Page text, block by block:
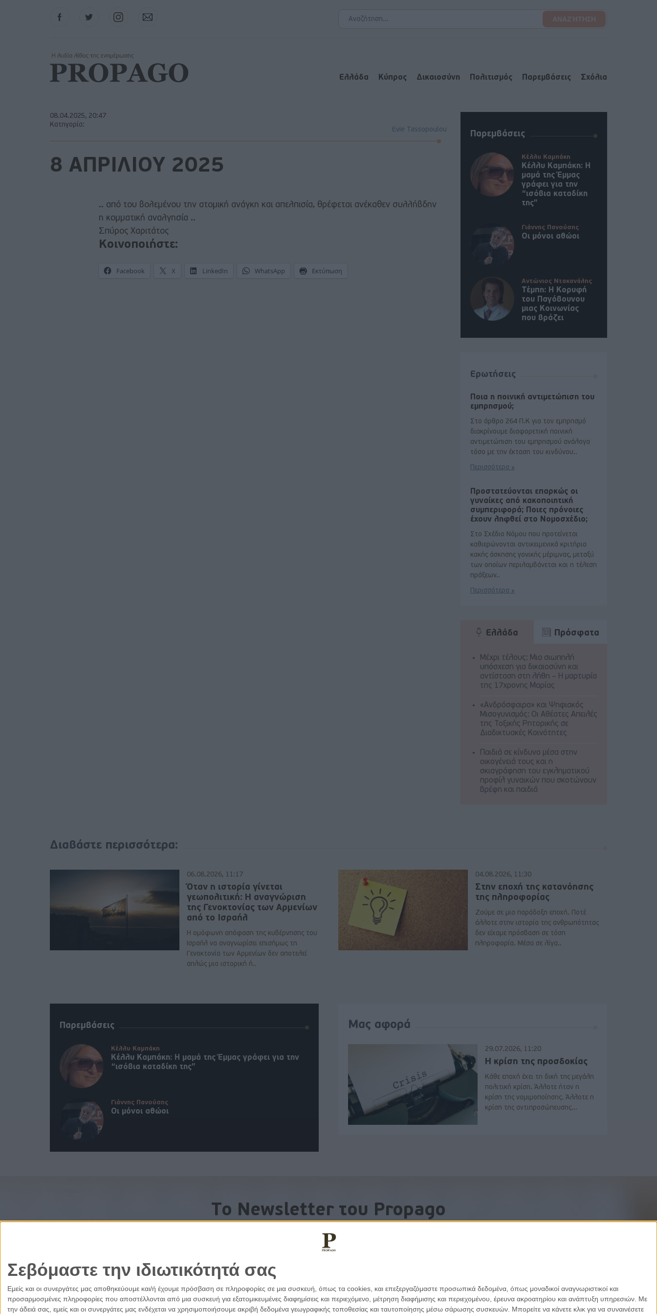
Σεβόμαστε την ιδιωτικότητά σας
Εμείς και οι συνεργάτες μας αποθηκεύουμε και/ή έχουμε πρόσβαση σε πληροφορίες σε μια συσκευή, όπως τα cookies, και επεξεργαζόμαστε προσωπικά δεδομένα, όπως μοναδικοί αναγνωριστικοί και
προσαρμοσμένες πληροφορίες που αποστέλλονται από μια συσκευή για εξατομικευμένες διαφημίσεις και περιεχόμενο, μέτρηση διαφήμισης και περιεχομένου, έρευνα ακροατηρίου και ανάπτυξη υπηρεσιών. Με
την άδειά σας, εμείς και οι συνεργάτες μας ενδέχεται να χρησιμοποιήσουμε ακριβή δεδομένα γεωγραφικής τοποθεσίας και ταυτοποίησης μέσω σάρωσης συσκευών. Μπορείτε να κάνετε κλικ για να συναινέσετε
FacebookTwitter InstagramContact
Ελλάδα Κύπρος Δικαιοσύνη Πολιτισμός Παρεμβάσεις Σχόλια
08.04.2025, 20:47
Κατηγορία:
Evie Tassopoulou
8 ΑΠΡΙΛΙΟΥ 2025
.. από του βολεμένου την ατομική ανάγκη και απελπισία, θρέφεται ανέκαθεν συλλήβδην
η κομματική αναλγησία ..
Σπύρος Χαριτάτος
Κοινοποιήστε:
Facebook X LinkedIn WhatsApp Εκτύπωση
Παρεμβάσεις
Κέλλυ Καμπάκη
Κέλλυ Καμπάκη: Η
μαμά της Έμμας
γράφει για την
“ισόβια καταδίκη
της”
Γιάννης Πανούσης
Οι μόνοι αθώοι
Αντώνιος Ντακανάλης
Τέμπη: Η Κορυφή
του Παγόβουνου
μιας Κοινωνίας
που βράζει
Ερωτήσεις
Ποια η ποινική αντιμετώπιση του
εμπρησμού;
Στο άρθρο 264 Π.Κ για τον εμπρησμό
διακρίνουμε διαφορετική ποινική
αντιμετώπιση του εμπρησμού ανάλογα
τόσο με την έκταση του κινδύνου..
Περισσότερα »
Προστατεύονται επαρκώς οι
γυναίκες από κακοποιητική
συμπεριφορά; Ποιες πρόνοιες
έχουν ληφθεί στο Νομοσχέδιο;
Στο Σχέδιο Νόμου που προτείνεται
καθιερώνονται αντικειμενικά κριτήρια
κακής άσκησης γονικής μέριμνας, μεταξύ
των οποίων περιλαμβάνεται και η τέλεση
πράξεων..
Περισσότερα »
Ελλάδα Πρόσφατα
Μέχρι τέλους: Μια σιωπηλή
υπόσχεση για δικαιοσύνη και
αντίσταση στη λήθη – Η μαρτυρία
της 17χρονης Μαρίας
«Ανδρόσφαιρα» και Ψηφιακός
Μισογυνισμός: Οι Αθέατες Απειλές
της Τοξικής Ρητορικής σε
Διαδικτυακές Κοινότητες
Παιδιά σε κίνδυνο μέσα στην
οικογένειά τους και η
σκιαγράφηση του εγκληματικού
προφίλ γυναικών που σκοτώνουν
βρέφη και παιδιά
Διαβάστε περισσότερα:
06.08.2026, 11:17
Όταν η ιστορία γίνεται
γεωπολιτική: Η αναγνώριση
της Γενοκτονίας των Αρμενίων
από το Ισραήλ
Η ομόφωνη απόφαση της κυβέρνησης του
Ισραήλ να αναγνωρίσει επισήμως τη
Γενοκτονία των Αρμενίων δεν αποτελεί
απλώς μια ιστορική ή..
04.08.2026, 11:30
Στην εποχή της κατανόησης
της πληροφορίας
Ζούμε σε μια παράδοξη εποχή. Ποτέ
άλλοτε στην ιστορία της ανθρωπότητας
δεν είχαμε πρόσβαση σε τόση
πληροφορία. Μέσα σε λίγα..
Παρεμβάσεις
Κέλλυ Καμπάκη
Κέλλυ Καμπάκη: Η μαμά της Έμμας γράφει για την
“ισόβια καταδίκη της”
Γιάννης Πανούσης
Οι μόνοι αθώοι
Μας αφορά
29.07.2026, 11:20
Η κρίση της προσδοκίας
Κάθε εποχή έχει τη δική της μεγάλη
πολιτική κρίση. Άλλοτε ήταν η
κρίση της νομιμοποίησης. Άλλοτε η
κρίση της αντιπροσώπευσης...
To Newsletter του Propago
Λάβετε την ανάλυση της ημέρας στο email σας